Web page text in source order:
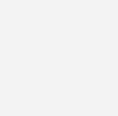
liegt bei 49
statt.
Ausgabe von
Betriebliche